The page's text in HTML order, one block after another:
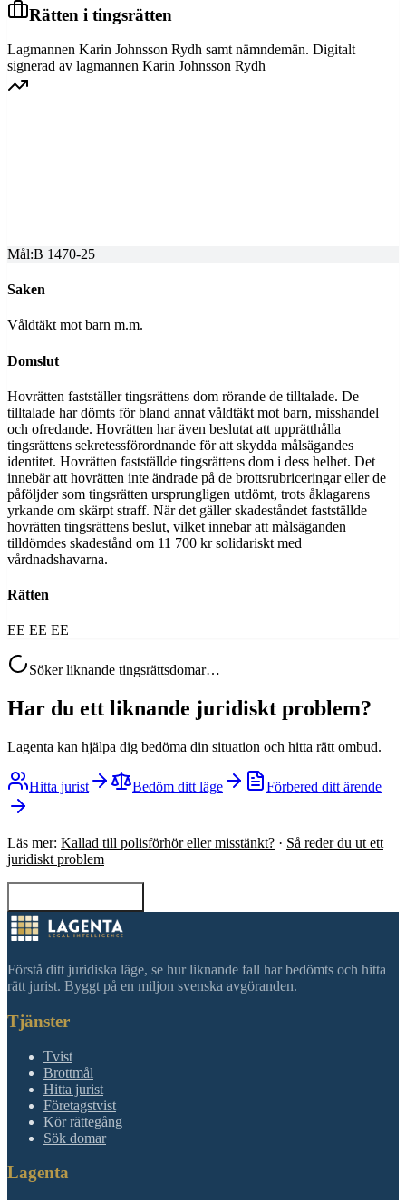
Rätten i tingsrätten
Lagmannen Karin Johnsson Rydh samt nämndemän. Digitalt
signerad av lagmannen Karin Johnsson Rydh
Mål:B 1470-25
Saken
Våldtäkt mot barn m.m.
Domslut
Hovrätten fastställer tingsrättens dom rörande de tilltalade. De
tilltalade har dömts för bland annat våldtäkt mot barn, misshandel
och ofredande. Hovrätten har även beslutat att upprätthålla
tingsrättens sekretessförordnande för att skydda målsägandes
identitet. Hovrätten fastställde tingsrättens dom i dess helhet. Det
innebär att hovrätten inte ändrade på de brottsrubriceringar eller de
påföljder som tingsrätten ursprungligen utdömt, trots åklagarens
yrkande om skärpt straff. När det gäller skadeståndet fastställde
hovrätten tingsrättens beslut, vilket innebar att målsäganden
tilldömdes skadestånd om 11 700 kr solidariskt med
vårdnadshavarna.
Rätten
EE EE EE
Söker liknande tingsrättsdomar…
Har du ett liknande juridiskt problem?
Lagenta kan hjälpa dig bedöma din situation och hitta rätt ombud.
Hitta jurist Bedöm ditt läge Förbered ditt ärende
Läs mer: Kallad till polisförhör eller misstänkt? · Så reder du ut ett
juridiskt problem
Förstå ditt juridiska läge, se hur liknande fall har bedömts och hitta
rätt jurist. Byggt på en miljon svenska avgöranden.
Tjänster
Tvist
Brottmål
Hitta jurist
Företagstvist
Kör rättegång
Sök domar
Lagenta